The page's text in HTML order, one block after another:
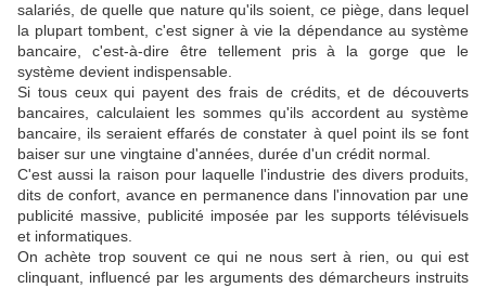
salariés, de quelle que nature qu'ils soient, ce piège, dans lequel
la plupart tombent, c'est signer à vie la dépendance au système
bancaire, c'est-à-dire être tellement pris à la gorge que le
système devient indispensable.
Si tous ceux qui payent des frais de crédits, et de découverts
bancaires, calculaient les sommes qu'ils accordent au système
bancaire, ils seraient effarés de constater à quel point ils se font
baiser sur une vingtaine d'années, durée d'un crédit normal.
C'est aussi la raison pour laquelle l'industrie des divers produits,
dits de confort, avance en permanence dans l'innovation par une
publicité massive, publicité imposée par les supports télévisuels
et informatiques.
On achète trop souvent ce qui ne nous sert à rien, ou qui est
clinquant, influencé par les arguments des démarcheurs instruits